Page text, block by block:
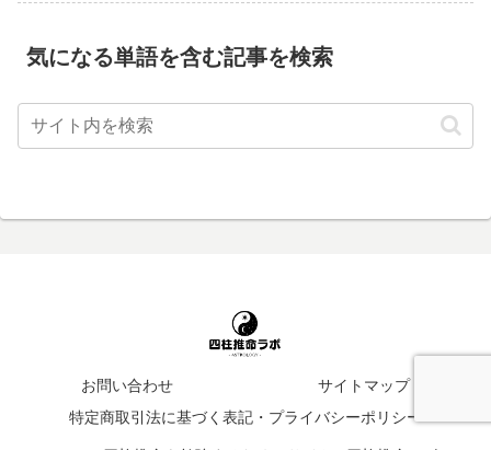
気になる単語を含む記事を検索
お問い合わせ
サイトマップ
特定商取引法に基づく表記・プライバシーポリシー